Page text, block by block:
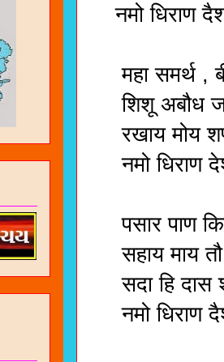
नमो धिराण
महा समर्थ ,
शिशू अबौध
रखाय मोय
नमो धिराण
पसार पाण
सहाय माय तौ
सदा हि दास
नमो धिराण